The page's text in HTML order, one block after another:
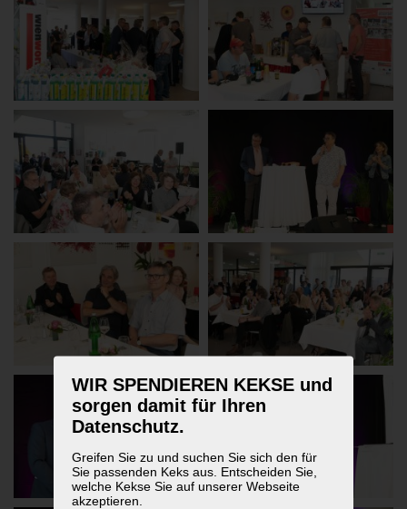
WIR SPENDIEREN KEKSE und
sorgen damit für Ihren
Datenschutz.
Greifen Sie zu und suchen Sie sich den für
Sie passenden Keks aus. Entscheiden Sie,
welche Kekse Sie auf unserer Webseite
akzeptieren.